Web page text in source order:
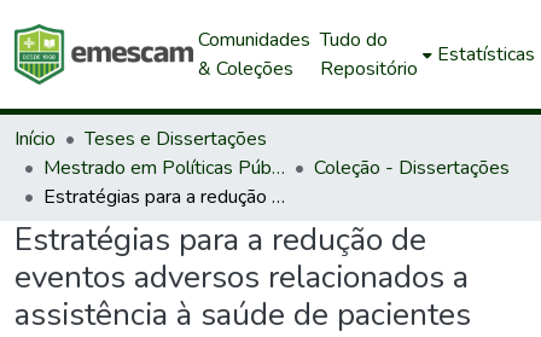
Comunidades
& Coleções
Tudo do
Repositório
Estatísticas
Início
Teses e Dissertações
Mestrado em Políticas Públicas e Desenvolvimento Local
Coleção - Dissertações
Estratégias para a redução de eventos adversos relacionados a assistência à saúde de pacientes adultos internados em unidades de terapia intensiva
Estratégias para a redução de
eventos adversos relacionados a
assistência à saúde de pacientes